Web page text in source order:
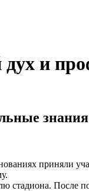
и
знания
приняли
стадиона. После